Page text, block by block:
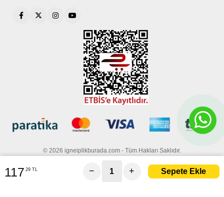
© 2026 igneiplikburada.com - Tüm Hakları Saklıdır.
117 29 TL − +